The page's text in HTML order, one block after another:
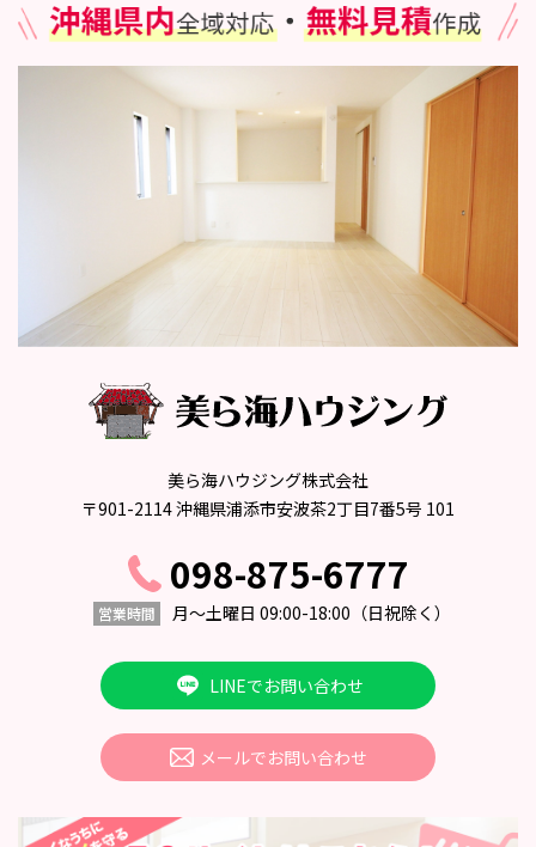
美ら海ハウジング株式会社
〒901-2114 沖縄県浦添市安波茶2丁目7番5号 101
098-875-6777
営業時間 月〜土曜日 09:00-18:00 （日祝除く）
LINEでお問い合わせ
メールでお問い合わせ